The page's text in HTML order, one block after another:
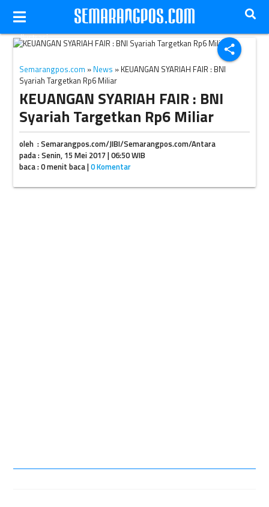
share
Ilustrasi
Semarangpos.com » News » KEUANGAN SYARIAH FAIR : BNI
Syariah Targetkan Rp6 Miliar
KEUANGAN SYARIAH FAIR : BNI
Syariah Targetkan Rp6 Miliar
oleh : Semarangpos.com/JIBI/Semarangpos.com/Antara
pada : Senin, 15 Mei 2017 | 06:50 WIB
baca : 0 menit baca |0 Komentar